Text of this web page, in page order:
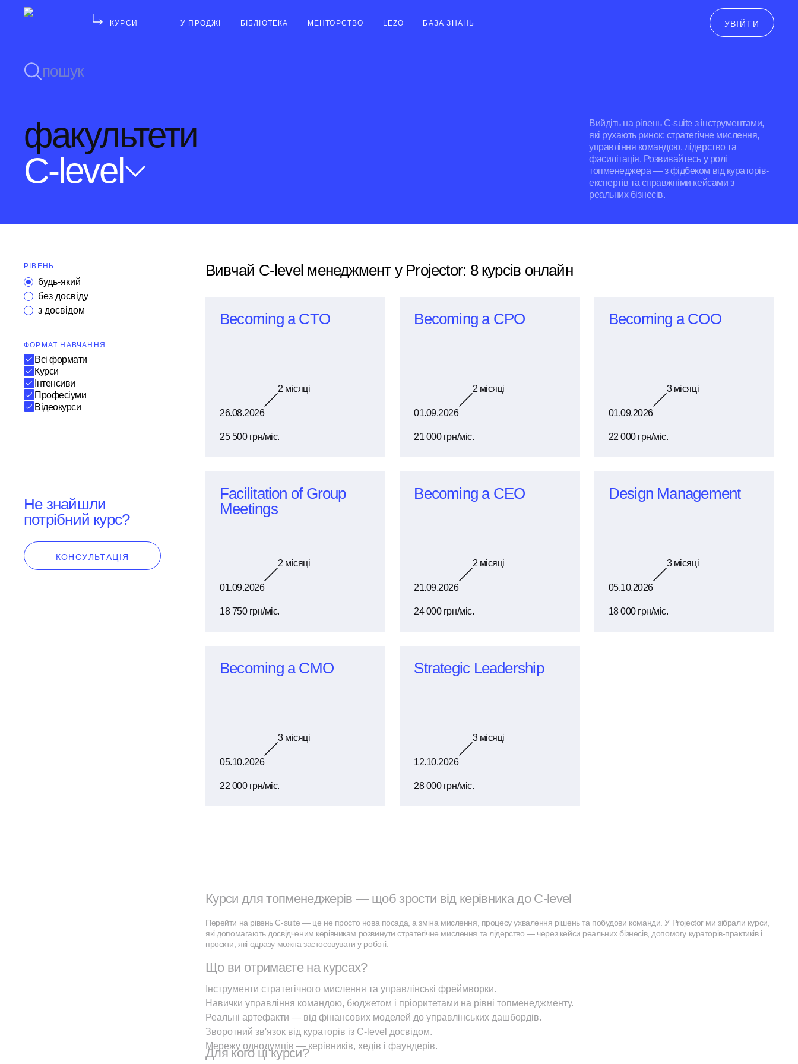
КУРСИ У ПРОДЖІ БІБЛІОТЕКА МЕНТОРСТВО LEZO БАЗА ЗНАНЬ УВІЙТИ
факультети
С-level
Вийдіть на рівень C-suite з інструментами,
які рухають ринок: стратегічне мислення,
управління командою, лідерство та
фасилітація. Розвивайтесь у ролі
топменеджера — з фідбеком від кураторів-
експертів та справжніми кейсами з
реальних бізнесів.
РІВЕНЬ
будь-який
без досвіду
з досвідом
ФОРМАТ НАВЧАННЯ
Всі формати
Курси
Інтенсиви
Професіуми
Відеокурси
Не знайшли
потрібний курс?
КОНСУЛЬТАЦІЯ
Вивчай C-level менеджмент у Projector: 8 курсів онлайн
Becoming a CTO
26.08.2026
2 місяці
25 500 грн/міс.
Becoming a CPO
01.09.2026
2 місяці
21 000 грн/міс.
Becoming a COO
01.09.2026
3 місяці
22 000 грн/міс.
Facilitation of Group
Meetings
01.09.2026
2 місяці
18 750 грн/міс.
Becoming a CEO
21.09.2026
2 місяці
24 000 грн/міс.
Design Management
05.10.2026
3 місяці
18 000 грн/міс.
Becoming a CMO
05.10.2026
3 місяці
22 000 грн/міс.
Strategic Leadership
12.10.2026
3 місяці
28 000 грн/міс.
Курси для топменеджерів — щоб зрости від керівника до C-level
Перейти на рівень C-suite — це не просто нова посада, а зміна мислення, процесу ухвалення рішень та побудови команди. У Projector ми зібрали курси,
які допомагають досвідченим керівникам розвинути стратегічне мислення та лідерство — через кейси реальних бізнесів, допомогу кураторів-практиків і
проєкти, які одразу можна застосовувати у роботі.
Що ви отримаєте на курсах?
Інструменти стратегічного мислення та управлінські фреймворки.
Навички управління командою, бюджетом і пріоритетами на рівні топменеджменту.
Реальні артефакти — від фінансових моделей до управлінських дашбордів.
Зворотний зв'язок від кураторів із C-level досвідом.
Мережу однодумців — керівників, хедів і фаундерів.
Для кого ці курси?